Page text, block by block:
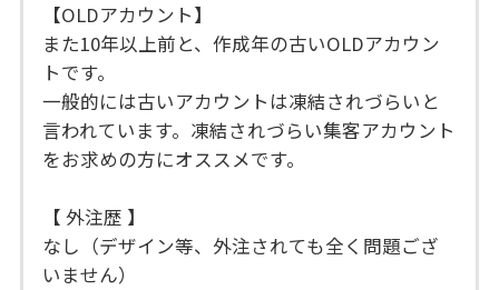
【OLDアカウント】
また10年以上前と、作成年の古いOLDアカウン
トです。
一般的には古いアカウントは凍結されづらいと
言われています。凍結されづらい集客アカウント
をお求めの方にオススメです。
【 外注歴 】
なし（デザイン等、外注されても全く問題ござ
いません）